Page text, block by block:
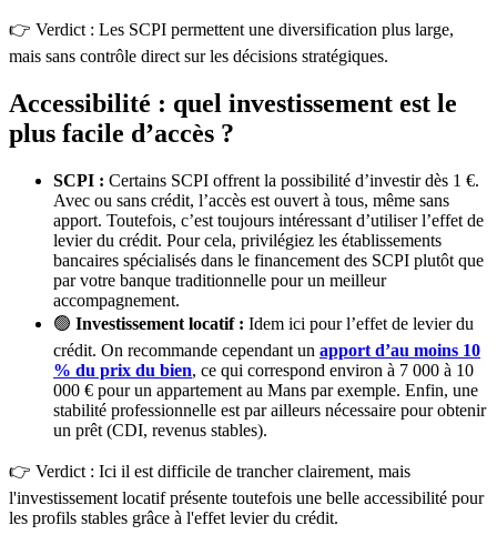
👉 Verdict : Les SCPI permettent une diversification plus large,
mais sans contrôle direct sur les décisions stratégiques.
Accessibilité : quel investissement est le
plus facile d’accès ?
SCPI : Certains SCPI offrent la possibilité d’investir dès 1 €.
Avec ou sans crédit, l’accès est ouvert à tous, même sans
apport. Toutefois, c’est toujours intéressant d’utiliser l’effet de
levier du crédit. Pour cela, privilégiez les établissements
bancaires spécialisés dans le financement des SCPI plutôt que
par votre banque traditionnelle pour un meilleur
accompagnement.
🟢 Investissement locatif : Idem ici pour l’effet de levier du
crédit. On recommande cependant un apport d’au moins 10
% du prix du bien, ce qui correspond environ à 7 000 à 10
000 € pour un appartement au Mans par exemple. Enfin, une
stabilité professionnelle est par ailleurs nécessaire pour obtenir
un prêt (CDI, revenus stables).
👉 Verdict : Ici il est difficile de trancher clairement, mais
l'investissement locatif présente toutefois une belle accessibilité pour
les profils stables grâce à l'effet levier du crédit.